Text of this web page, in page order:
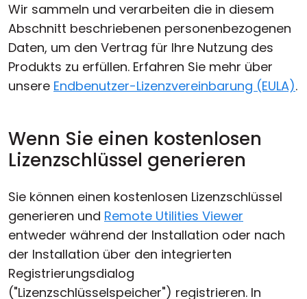
Wir sammeln und verarbeiten die in diesem
Abschnitt beschriebenen personenbezogenen
Daten, um den Vertrag für Ihre Nutzung des
Produkts zu erfüllen. Erfahren Sie mehr über
unsere Endbenutzer-Lizenzvereinbarung (EULA).
Wenn Sie einen kostenlosen
Lizenzschlüssel generieren
Sie können einen kostenlosen Lizenzschlüssel
generieren und Remote Utilities Viewer
entweder während der Installation oder nach
der Installation über den integrierten
Registrierungsdialog
("Lizenzschlüsselspeicher") registrieren. In